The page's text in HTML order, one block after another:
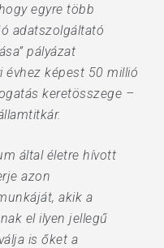
egyre több
adatszolgáltató
pályázat
évhez képest 50 millió
keretösszege –
által életre hívott
azon
akik a
el ilyen jellegű
is őket a